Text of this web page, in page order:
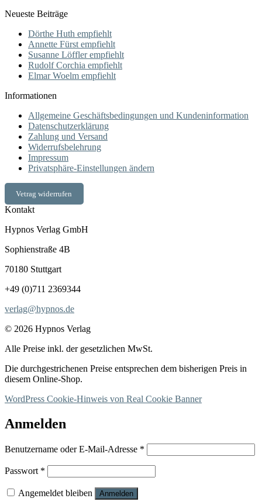
Neueste Beiträge
Dörthe Huth empfiehlt
Annette Fürst empfiehlt
Susanne Löffler empfiehlt
Rudolf Corchia empfiehlt
Elmar Woelm empfiehlt
Informationen
Allgemeine Geschäftsbedingungen und Kundeninformation
Datenschutzerklärung
Zahlung und Versand
Widerrufsbelehrung
Impressum
Privatsphäre-Einstellungen ändern
Vetrag widerrufen
Kontakt
Hypnos Verlag GmbH
Sophienstraße 4B
70180 Stuttgart
+49 (0)711 2369344
verlag@hypnos.de
© 2026 Hypnos Verlag
Alle Preise inkl. der gesetzlichen MwSt.
Die durchgestrichenen Preise entsprechen dem bisherigen Preis in
diesem Online-Shop.
WordPress Cookie-Hinweis von Real Cookie Banner
Anmelden
Benutzername oder E-Mail-Adresse *
Passwort *
Angemeldet bleiben Anmelden